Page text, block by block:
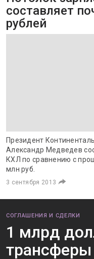
составляет
рублей
Президент
Александр Медведев
КХЛ по сравнению с
млн руб.
3 сентября 2013
СОГЛАШЕНИЯ И СДЕЛКИ
1 млрд
трансферы